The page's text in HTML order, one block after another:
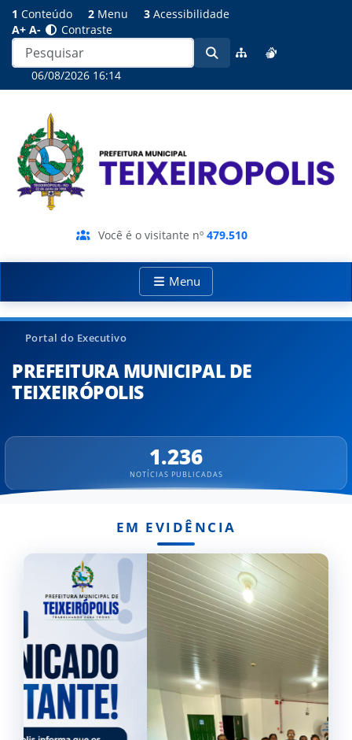
1 Conteúdo 2 Menu 3 Acessibilidade
A+ A- Contraste
06/08/2026 16:14
Você é o visitante nº 479.510
Menu
Portal do Executivo
PREFEITURA MUNICIPAL DE
TEIXEIRÓPOLIS
1.236
NOTÍCIAS PUBLICADAS
PREFEITURA MUNICIPAL DE
EM EVIDÊNCIA